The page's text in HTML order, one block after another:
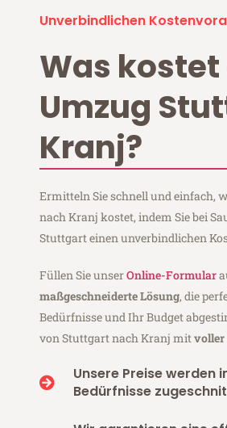
Unverbindlichen
Was kostet
Umzug
Kranj?
Ermitteln Sie schnell und einfach,
nach Kranj kostet, indem Sie bei
Stuttgart einen unverbindlichen
Füllen Sie unserOnline-Formular
maßgeschneiderte Lösung, die
Bedürfnisse und Ihr Budget
von Stuttgart nach Kranj mitvoller
Unsere Preise werden
Bedürfnisse